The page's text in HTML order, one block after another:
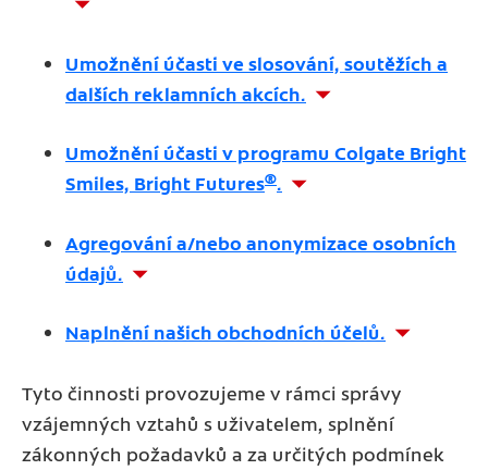
Umožnění účasti ve slosování, soutěžích a
dalších reklamních akcích.
Umožnění účasti v programu Colgate Bright
Smiles, Bright Futures®.
Agregování a/nebo anonymizace osobních
údajů.
Naplnění našich obchodních účelů.
Tyto činnosti provozujeme v rámci správy
vzájemných vztahů s uživatelem, splnění
zákonných požadavků a za určitých podmínek